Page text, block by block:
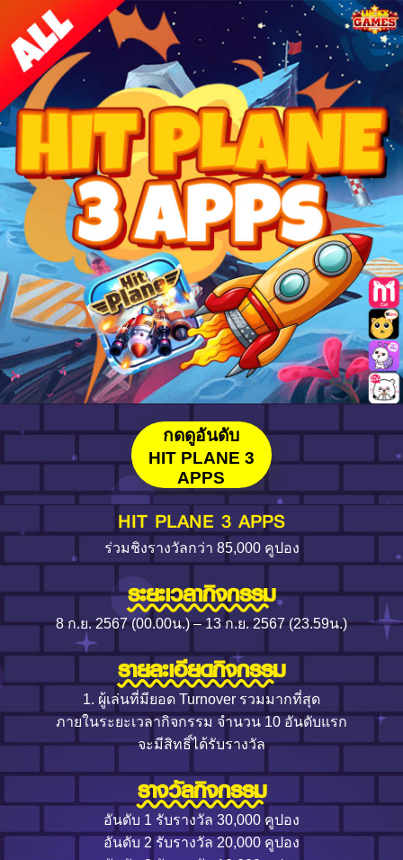
กดดูอันดับ
HIT PLANE 3
APPS
HIT PLANE 3 APPS
ร่วมชิงรางวัลกว่า 85,000 คูปอง
ระยะเวลากิจกรรม
8 ก.ย. 2567 (00.00น.) – 13 ก.ย. 2567 (23.59น.)
รายละเอียดกิจกรรม
1. ผู้เล่นที่มียอด Turnover รวมมากที่สุด
ภายในระยะเวลากิจกรรม จำนวน 10 อันดับแรก
จะมีสิทธิ์ได้รับรางวัล
รางวัลกิจกรรม
อันดับ 1 รับรางวัล 30,000 คูปอง
อันดับ 2 รับรางวัล 20,000 คูปอง